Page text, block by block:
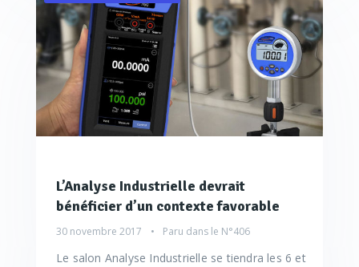
L’Analyse Industrielle devrait
bénéficier d’un contexte favorable
30 novembre 2017 Paru dans le N°406
Le salon Analyse Industrielle se tiendra les 6 et